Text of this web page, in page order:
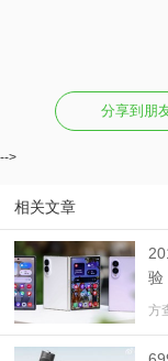
分享到朋
-->
相关文章
验
方